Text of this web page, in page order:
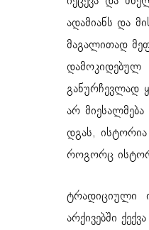
ადამიანს და
მაგალითად
დამოკიდებულ
განურჩევლად
არ
დგას, ისტორია
როგორც
ტრადიციული
არქივებში